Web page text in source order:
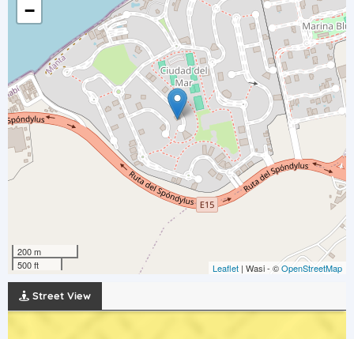
−
200 m
500 ft
Leaflet | Wasi - ©OpenStreetMap
Street View